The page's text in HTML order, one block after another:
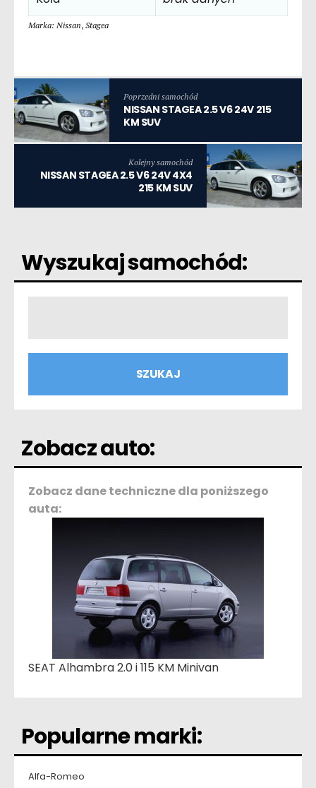
Marka: Nissan, Stagea
Poprzedni samochód
NISSAN STAGEA 2.5 V6 24V 215
KM SUV
Kolejny samochód
NISSAN STAGEA 2.5 V6 24V 4X4
215 KM SUV
Wyszukaj samochód:
Zobacz auto:
Zobacz dane techniczne dla poniższego
auta:
SEAT Alhambra 2.0 i 115 KM Minivan
Popularne marki:
Alfa-Romeo